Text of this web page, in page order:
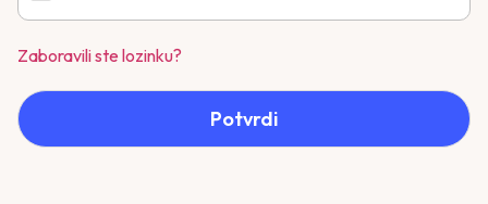
Zaboravili ste lozinku?
Potvrdi